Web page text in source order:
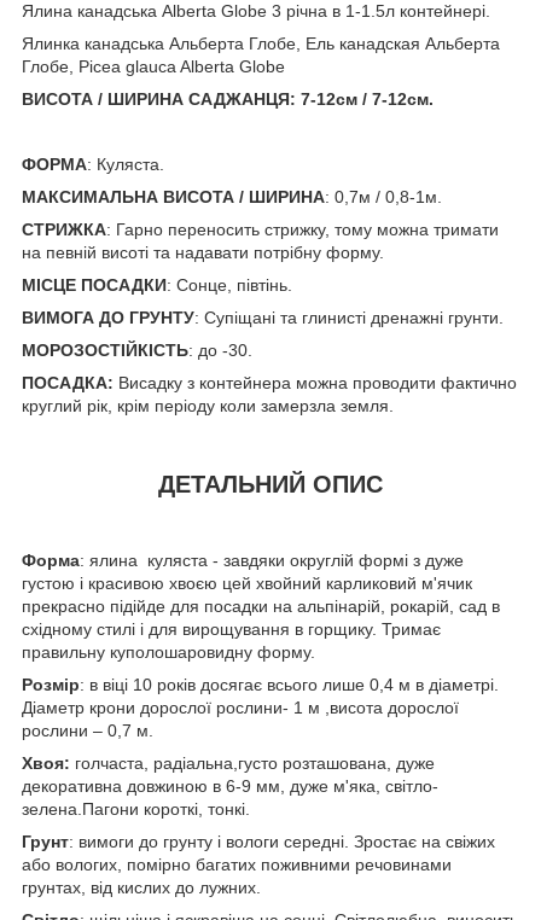
Ялина канадська Alberta Globe 3 річна в 1-1.5л контейнері.
Ялинка канадська Альберта Глобе, Ель канадская Альберта
Глобе, Picea glauca Alberta Globe
ВИСОТА / ШИРИНА САДЖАНЦЯ: 7-12см / 7-12см.
ФОРМА: Куляста.
МАКСИМАЛЬНА ВИСОТА / ШИРИНА: 0,7м / 0,8-1м.
СТРИЖКА: Гарно переносить стрижку, тому можна тримати
на певній висоті та надавати потрібну форму.
МІСЦЕ ПОСАДКИ: Сонце, півтінь.
ВИМОГА ДО ГРУНТУ: Супіщані та глинисті дренажні грунти.
МОРОЗОСТІЙКІСТЬ: до -30.
ПОСАДКА: Висадку з контейнера можна проводити фактично
круглий рік, крім періоду коли замерзла земля.
ДЕТАЛЬНИЙ ОПИС
Форма: ялина куляста - завдяки округлій формі з дуже
густою і красивою хвоєю цей хвойний карликовий м'ячик
прекрасно підійде для посадки на альпінарій, рокарій, сад в
східному стилі і для вирощування в горщику. Тримає
правильну куполошаровидну форму.
Розмір: в віці 10 років досягає всього лише 0,4 м в діаметрі.
Діаметр крони дорослої рослини- 1 м ,висота дорослої
рослини – 0,7 м.
Хвоя: голчаста, радіальна,густо розташована, дуже
декоративна довжиною в 6-9 мм, дуже м'яка, світло-
зелена.Пагони короткі, тонкі.
Грунт: вимоги до грунту і вологи середні. Зростає на свіжих
або вологих, помірно багатих поживними речовинами
грунтах, від кислих до лужних.